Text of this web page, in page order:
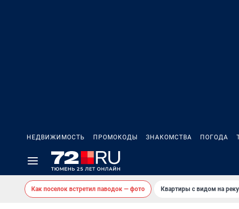
НЕДВИЖИМОСТЬ ПРОМОКОДЫ ЗНАКОМСТВА ПОГОДА
Как поселок встретил паводок — фото Квартиры с видом на реку